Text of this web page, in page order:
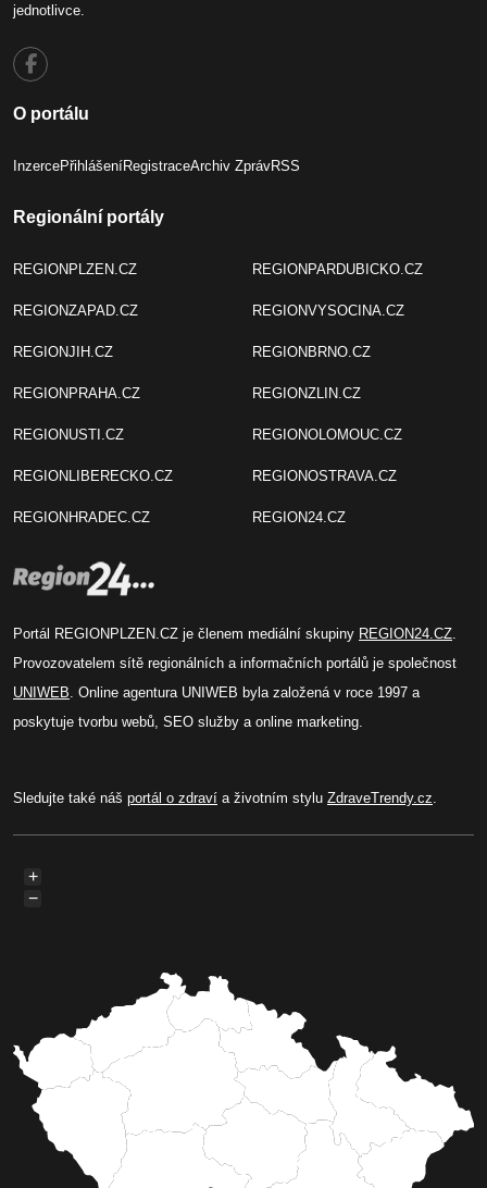
jednotlivce.
O portálu
InzercePřihlášeníRegistraceArchiv ZprávRSS
Regionální portály
REGIONPLZEN.CZ
REGIONZAPAD.CZ
REGIONJIH.CZ
REGIONPRAHA.CZ
REGIONUSTI.CZ
REGIONLIBERECKO.CZ
REGIONHRADEC.CZ
REGIONPARDUBICKO.CZ
REGIONVYSOCINA.CZ
REGIONBRNO.CZ
REGIONZLIN.CZ
REGIONOLOMOUC.CZ
REGIONOSTRAVA.CZ
REGION24.CZ
Portál REGIONPLZEN.CZ je členem mediální skupiny REGION24.CZ.
Provozovatelem sítě regionálních a informačních portálů je společnost
UNIWEB. Online agentura UNIWEB byla založená v roce 1997 a
poskytuje tvorbu webů, SEO služby a online marketing.
Sledujte také náš portál o zdraví a životním stylu ZdraveTrendy.cz.
+
−